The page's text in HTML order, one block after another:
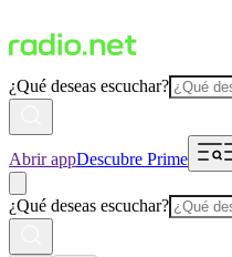
¿Qué deseas escuchar?
Abrir appDescubre Prime
¿Qué deseas escuchar?